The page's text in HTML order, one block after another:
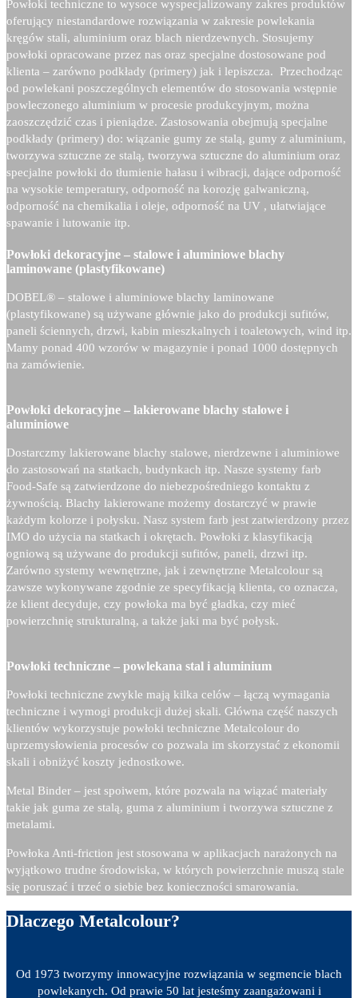
Powłoki techniczne to wysoce wyspecjalizowany zakres produktów
oferujący niestandardowe rozwiązania w zakresie powlekania
kręgów stali, aluminium oraz blach nierdzewnych. Stosujemy
powłoki opracowane przez nas oraz specjalne dostosowane pod
klienta – zarówno podkłady (primery) jak i lepiszcza. Przechodząc
od powlekani poszczególnych elementów do stosowania wstępnie
powleczonego aluminium w procesie produkcyjnym, można
zaoszczędzić czas i pieniądze. Zastosowania obejmują specjalne
podkłady (primery) do: wiązanie gumy ze stalą, gumy z aluminium,
tworzywa sztuczne ze stalą, tworzywa sztuczne do aluminium oraz
specjalne powłoki do tłumienie hałasu i wibracji, dające odporność
na wysokie temperatury, odporność na korozję galwaniczną,
odporność na chemikalia i oleje, odporność na UV , ułatwiające
spawanie i lutowanie itp.
Powłoki dekoracyjne – stalowe i aluminiowe blachy
laminowane (plastyfikowane)
DOBEL® – stalowe i aluminiowe blachy laminowane
(plastyfikowane) są używane głównie jako do produkcji sufitów,
paneli ściennych, drzwi, kabin mieszkalnych i toaletowych, wind itp.
Mamy ponad 400 wzorów w magazynie i ponad 1000 dostępnych
na zamówienie.
Powłoki dekoracyjne – lakierowane blachy stalowe i
aluminiowe
Dostarczmy lakierowane blachy stalowe, nierdzewne i aluminiowe
do zastosowań na statkach, budynkach itp. Nasze systemy farb
Food-Safe są zatwierdzone do niebezpośredniego kontaktu z
żywnością. Blachy lakierowane możemy dostarczyć w prawie
każdym kolorze i połysku. Nasz system farb jest zatwierdzony przez
IMO do użycia na statkach i okrętach. Powłoki z klasyfikacją
ogniową są używane do produkcji sufitów, paneli, drzwi itp.
Zarówno systemy wewnętrzne, jak i zewnętrzne Metalcolour są
zawsze wykonywane zgodnie ze specyfikacją klienta, co oznacza,
że klient decyduje, czy powłoka ma być gładka, czy mieć
powierzchnię strukturalną, a także jaki ma być połysk.
Powłoki techniczne – powlekana stal i aluminium
Powłoki techniczne zwykle mają kilka celów – łączą wymagania
techniczne i wymogi produkcji dużej skali. Główna część naszych
klientów wykorzystuje powłoki techniczne Metalcolour do
uprzemysłowienia procesów co pozwala im skorzystać z ekonomii
skali i obniżyć koszty jednostkowe.
Metal Binder – jest spoiwem, które pozwala na wiązać materiały
takie jak guma ze stalą, guma z aluminium i tworzywa sztuczne z
metalami.
Powłoka Anti-friction jest stosowana w aplikacjach narażonych na
wyjątkowo trudne środowiska, w których powierzchnie muszą stale
się poruszać i trzeć o siebie bez konieczności smarowania.
Dlaczego Metalcolour?
Od 1973 tworzymy innowacyjne rozwiązania w segmencie blach
powlekanych. Od prawie 50 lat jesteśmy zaangażowani i